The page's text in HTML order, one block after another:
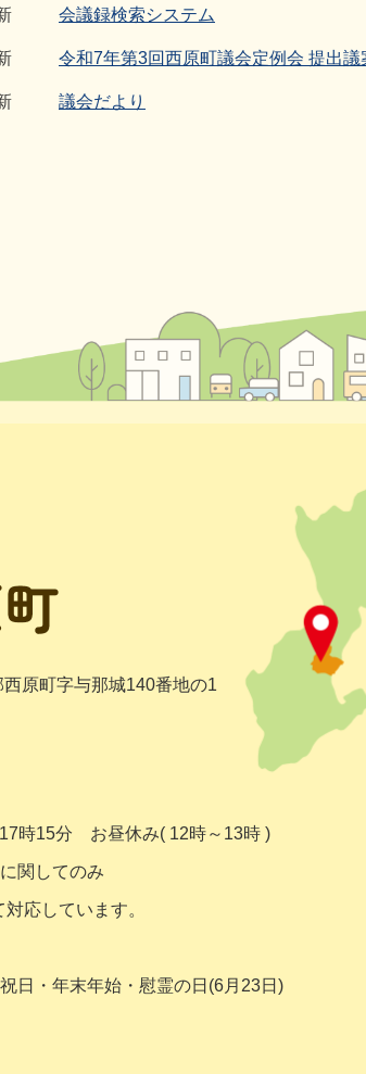
会議録検索システム
令和7年第3回西原町議会定例会 提出議
議会だより
原町字与那城140番地の1
17時15分 お昼休み( 12時～13時 )
関してのみ
応しています。
日・年末年始・ 慰霊の日(6月23日)